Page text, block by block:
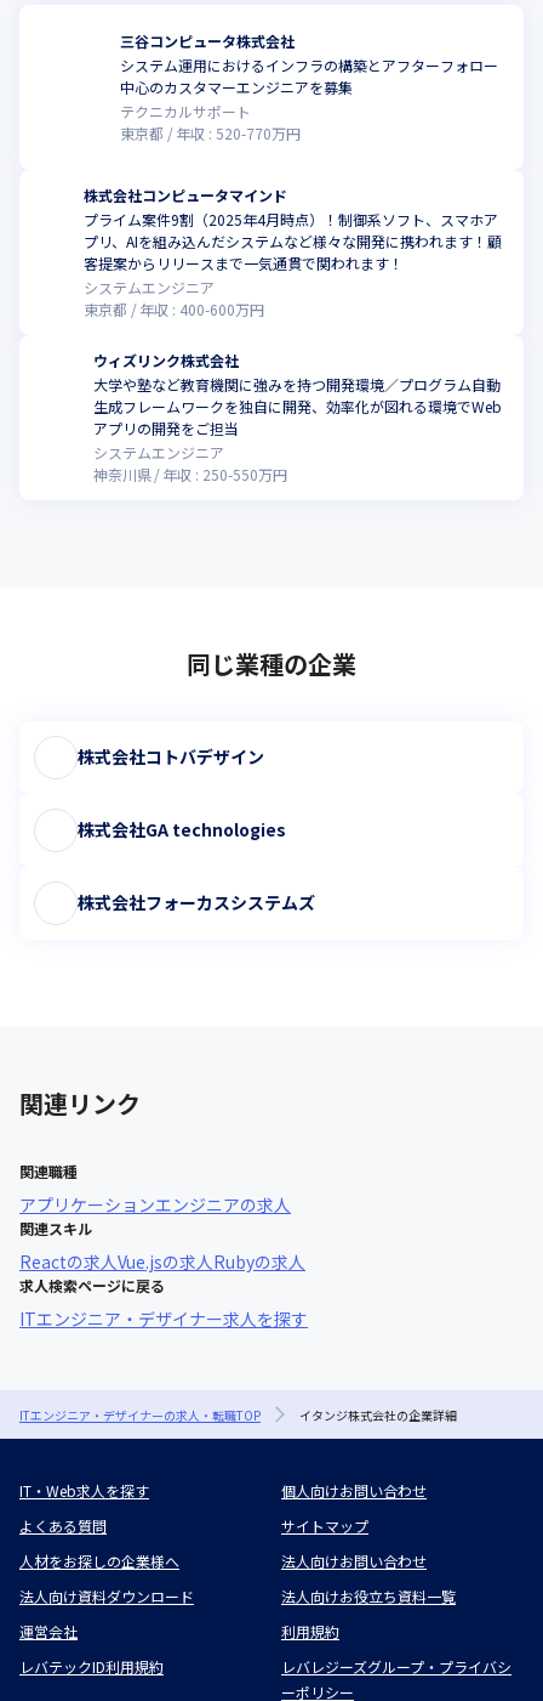
三谷コンピュータ株式会社
システム運用におけるインフラの構築とアフターフォロー
中心のカスタマーエンジニアを募集
テクニカルサポート
東京都
年収 :520-770万円
株式会社コンピュータマインド
プライム案件9割（2025年4月時点）！制御系ソフト、スマホア
プリ、AIを組み込んだシステムなど様々な開発に携われます！顧
客提案からリリースまで一気通貫で関われます！
システムエンジニア
東京都
年収 : 400-600万円
ウィズリンク株式会社
大学や塾など教育機関に強みを持つ開発環境／プログラム自動
生成フレームワークを独自に開発、効率化が図れる環境でWeb
アプリの開発をご担当
システムエンジニア
神奈川県
年収 : 250-550万円
同じ業種の企業
株式会社コトバデザイン
株式会社GA technologies
株式会社フォーカスシステムズ
関連リンク
関連職種
アプリケーションエンジニアの求人
関連スキル
Reactの求人Vue.jsの求人 Rubyの求人
求人検索ページに戻る
ITエンジニア・デザイナー求人を探す
ITエンジニア・デザイナーの求人・転職TOP イタンジ株式会社の企業詳細
IT・Web求人を探す
個人向けお問い合わせ
よくある質問
サイトマップ
人材をお探しの企業様へ
法人向けお問い合わせ
法人向け資料ダウンロード
法人向けお役立ち資料一覧
運営会社
利用規約
レバテックID利用規約
レバレジーズグループ・プライバシ
ーポリシー